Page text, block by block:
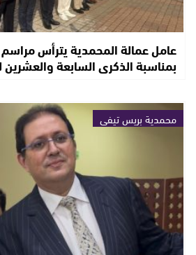
عامل عمالة المحمدية يترأس
بمناسبة الذكرى السابعة
محمدية بريس تيفي